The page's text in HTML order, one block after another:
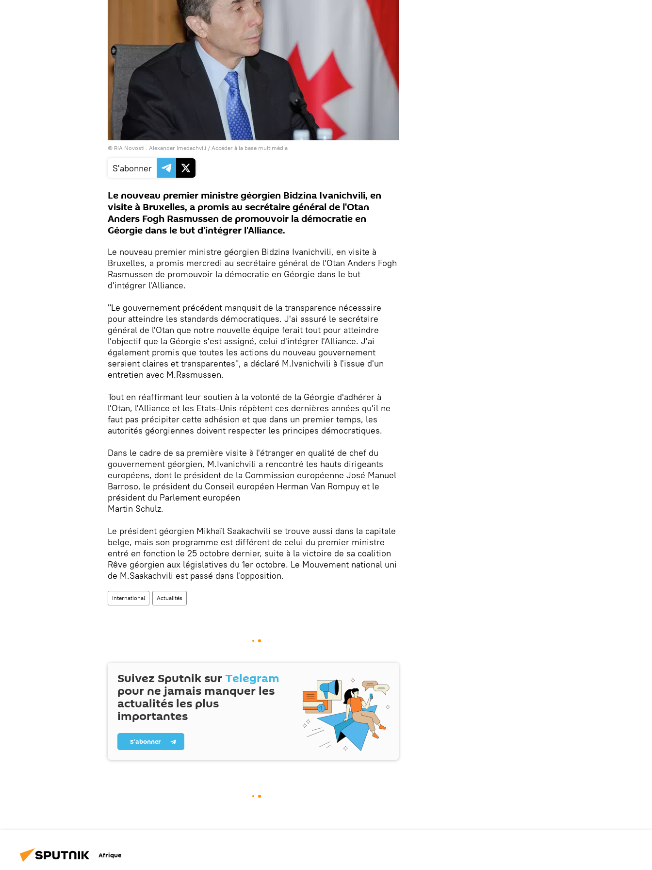
© RIA Novosti . Alexander Imedachvili / Accéder à la base multimédia
S'abonner
Le nouveau premier ministre géorgien Bidzina Ivanichvili, en
visite à Bruxelles, a promis au secrétaire général de l'Otan
Anders Fogh Rasmussen de promouvoir la démocratie en
Géorgie dans le but d'intégrer l'Alliance.
Le nouveau premier ministre géorgien Bidzina Ivanichvili, en visite à
Bruxelles, a promis mercredi au secrétaire général de l'Otan Anders Fogh
Rasmussen de promouvoir la démocratie en Géorgie dans le but
d'intégrer l'Alliance.
"Le gouvernement précédent manquait de la transparence nécessaire
pour atteindre les standards démocratiques. J'ai assuré le secrétaire
général de l'Otan que notre nouvelle équipe ferait tout pour atteindre
l'objectif que la Géorgie s'est assigné, celui d'intégrer l'Alliance. J'ai
également promis que toutes les actions du nouveau gouvernement
seraient claires et transparentes", a déclaré M.Ivanichvili à l'issue d'un
entretien avec M.Rasmussen.
Tout en réaffirmant leur soutien à la volonté de la Géorgie d'adhérer à
l'Otan, l'Alliance et les Etats-Unis répètent ces dernières années qu'il ne
faut pas précipiter cette adhésion et que dans un premier temps, les
autorités géorgiennes doivent respecter les principes démocratiques.
Dans le cadre de sa première visite à l'étranger en qualité de chef du
gouvernement géorgien, M.Ivanichvili a rencontré les hauts dirigeants
européens, dont le président de la Commission européenne José Manuel
Barroso, le président du Conseil européen Herman Van Rompuy et le
président du Parlement européen
Martin Schulz.
Le président géorgien Mikhaïl Saakachvili se trouve aussi dans la capitale
belge, mais son programme est différent de celui du premier ministre
entré en fonction le 25 octobre dernier, suite à la victoire de sa coalition
Rêve géorgien aux législatives du 1er octobre. Le Mouvement national uni
de M.Saakachvili est passé dans l'opposition.
International Actualités
Suivez Sputnik surTelegram
pour ne jamais manquer les
actualités les plus
importantes
S’abonner
Afrique